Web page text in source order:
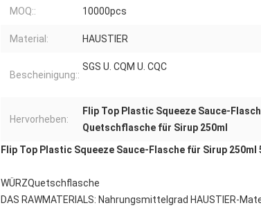
MOQ:: 10000pcs
Material: HAUSTIER
Bescheinigung::
SGS U. CQM U. CQC
Hervorheben:
Flip Top Plastic Squeeze Sauce-
Quetschflasche für Sirup 250ml
Flip Top Plastic Squeeze Sauce-Flasche für Sirup 250ml
WÜRZQuetschflasche
DAS RAWMATERIALS: Nahrungsmittelgrad HAUSTIER-